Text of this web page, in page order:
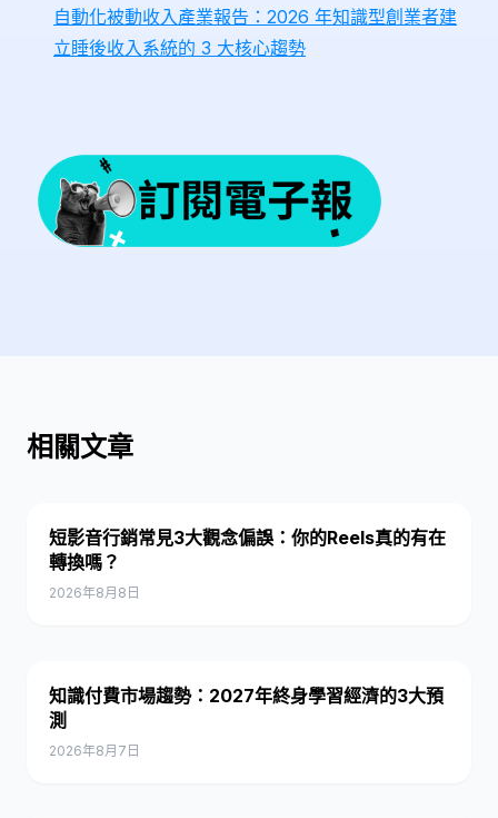
自動化被動收入產業報告：2026 年知識型創業者建
立睡後收入系統的 3 大核心趨勢
相關文章
短影音行銷常見3大觀念偏誤：你的Reels真的有在
轉換嗎？
2026年8月8日
知識付費市場趨勢：2027年終身學習經濟的3大預
測
2026年8月7日